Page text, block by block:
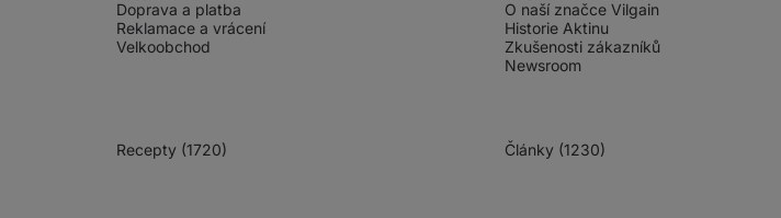
Doprava a platba
Reklamace a vrácení
Velkoobchod
O naší značce Vilgain
Historie Aktinu
Zkušenosti zákazníků
Newsroom
Recepty (1720) Články (1230)